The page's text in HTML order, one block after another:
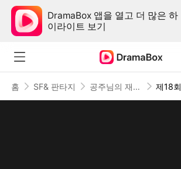
DramaBox 앱을 열고 더 많은 하
이라이트 보기
홈 SF& 판타지 공주님의 재력 치트가 도착했습니다(더빙) 제18회